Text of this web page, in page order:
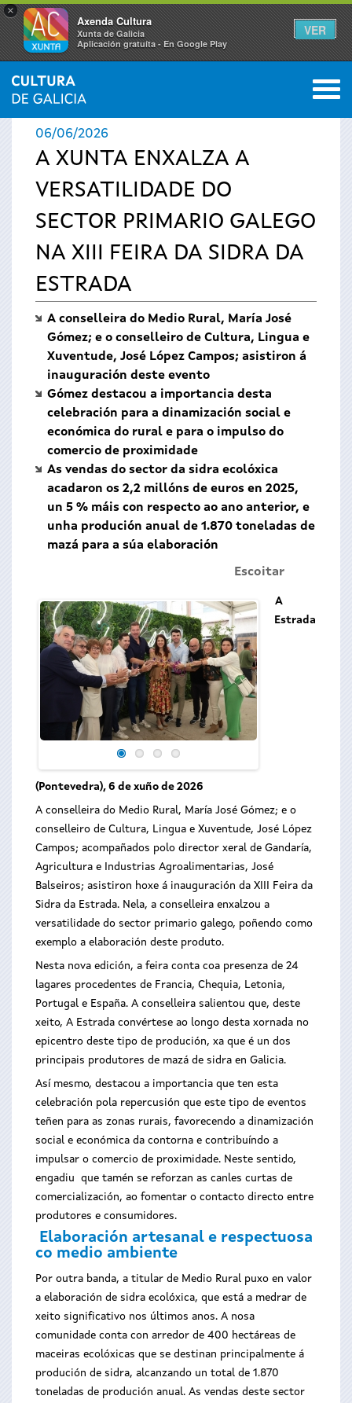
×
Axenda Cultura
Xunta de Galicia
Aplicación gratuíta - En Google Play
VER
Vostede
está
aquí
INICIO › ACTUALIDADE 0
06/06/2026
A XUNTA ENXALZA A
VERSATILIDADE DO
SECTOR PRIMARIO GALEGO
NA XIII FEIRA DA SIDRA DA
ESTRADA
A conselleira do Medio Rural, María José
Gómez; e o conselleiro de Cultura, Lingua e
Xuventude, José López Campos; asistiron á
inauguración deste evento
Gómez destacou a importancia desta
celebración para a dinamización social e
económica do rural e para o impulso do
comercio de proximidade
As vendas do sector da sidra ecolóxica
acadaron os 2,2 millóns de euros en 2025,
un 5 % máis con respecto ao ano anterior, e
unha produción anual de 1.870 toneladas de
mazá para a súa elaboración
Escoitar
A
Estrada
(Pontevedra), 6 de xuño de 2026
A conselleira do Medio Rural, María José Gómez; e o
conselleiro de Cultura, Lingua e Xuventude, José López
Campos; acompañados polo director xeral de Gandaría,
Agricultura e Industrias Agroalimentarias, José
Balseiros; asistiron hoxe á inauguración da XIII Feira da
Sidra da Estrada. Nela, a conselleira enxalzou a
versatilidade do sector primario galego, poñendo como
exemplo a elaboración deste produto.
Nesta nova edición, a feira conta coa presenza de 24
lagares procedentes de Francia, Chequia, Letonia,
Portugal e España. A conselleira salientou que, deste
xeito, A Estrada convértese ao longo desta xornada no
epicentro deste tipo de produción, xa que é un dos
principais produtores de mazá de sidra en Galicia.
Así mesmo, destacou a importancia que ten esta
celebración pola repercusión que este tipo de eventos
teñen para as zonas rurais, favorecendo a dinamización
social e económica da contorna e contribuíndo a
impulsar o comercio de proximidade. Neste sentido,
engadiu que tamén se reforzan as canles curtas de
comercialización, ao fomentar o contacto directo entre
produtores e consumidores.
Elaboración artesanal e respectuosa
co medio ambiente
Por outra banda, a titular de Medio Rural puxo en valor
a elaboración de sidra ecolóxica, que está a medrar de
xeito significativo nos últimos anos. A nosa
comunidade conta con arredor de 400 hectáreas de
maceiras ecolóxicas que se destinan principalmente á
produción de sidra, alcanzando un total de 1.870
toneladas de produción anual. As vendas deste sector